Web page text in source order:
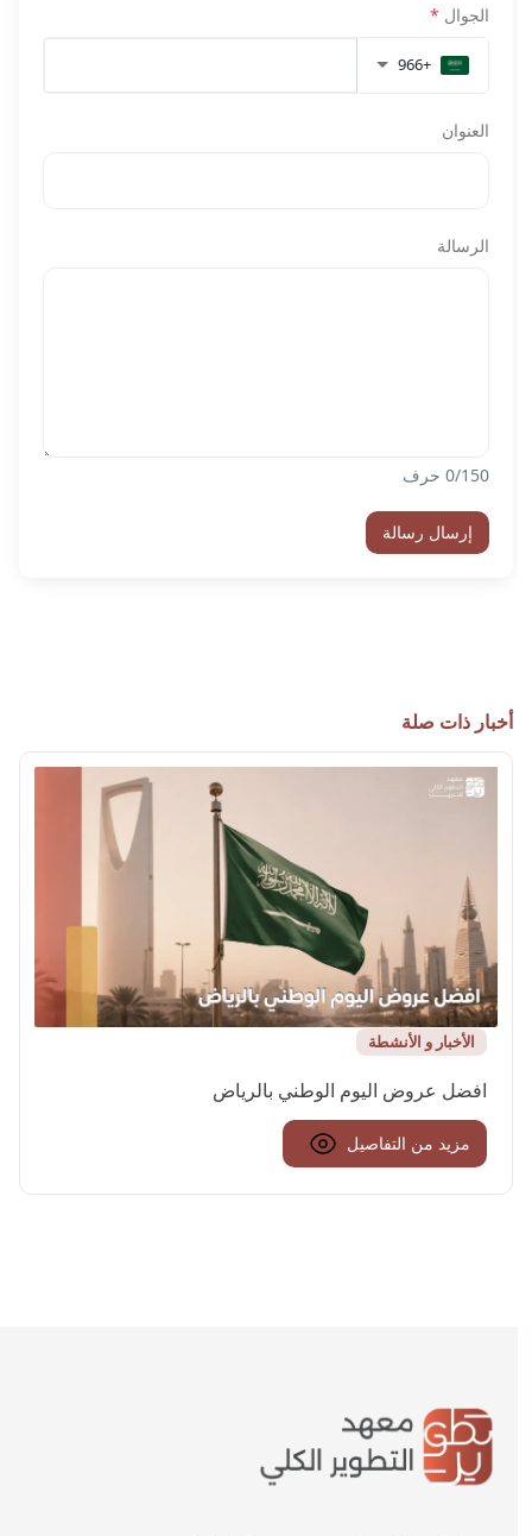
الجوال *
+966
العنوان
الرسالة
0/150 حرف
إرسال رسالة
أخبار ذات صلة
الأخبار و الأنشطة
افضل عروض اليوم الوطني بالرياض
مزيد من التفاصيل